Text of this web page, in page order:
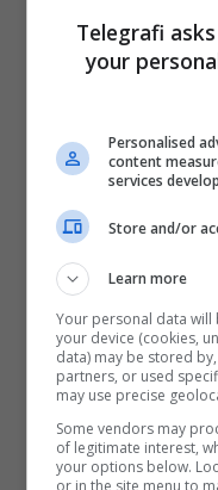
Telegrafi
your
Personalised
content
services
Store and/or
Learn more
Your personal data
your device (cookies,
data) may be stored
partners, or used
may use precise
Some vendors may
of legitimate interest,
your options below.
or in the site menu to